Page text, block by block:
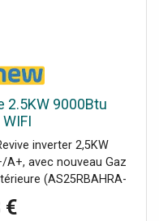
2.5KW 9000Btu
inverter 2,5KW
A+, avec nouveau Gaz
(AS25RBAHRA-
(1U25YESFRA-
incluse(YR-HE2).
€